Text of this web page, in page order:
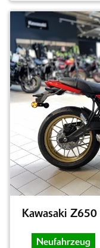
Kawasaki Z650
Neufahrzeug